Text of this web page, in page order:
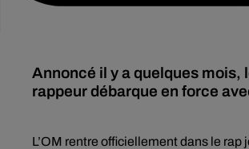
Annoncé il y a quelques mois,
rappeur débarque en force
L’OM rentre officiellement dans le